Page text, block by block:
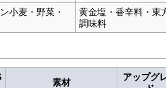
小麦・野菜・
黄金塩・香辛料・東
調味料
素材
アップグ